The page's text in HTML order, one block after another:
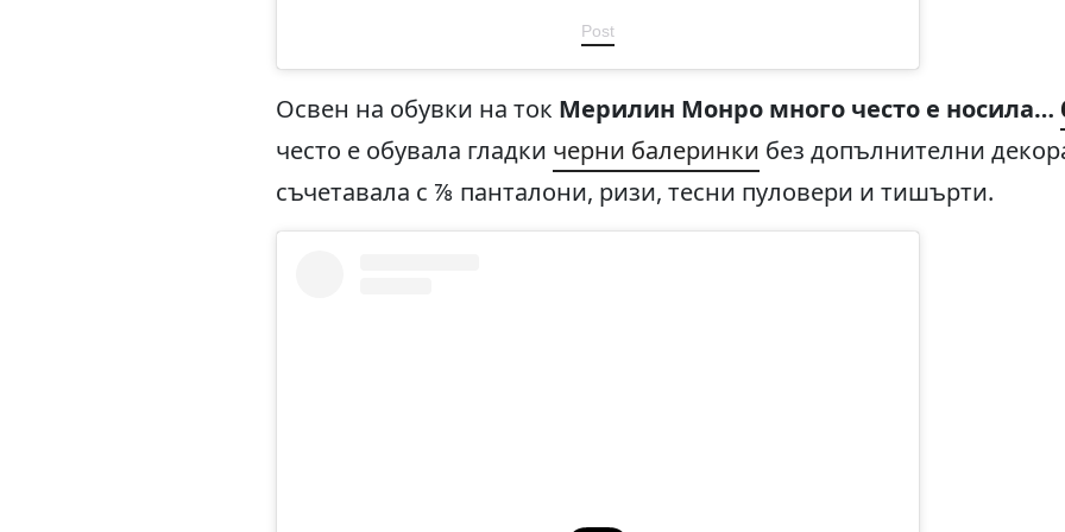
Post
Освен на обувки на ток Мерилин Монро много често е носила…
често е обувала гладки черни балеринки без допълнителни
съчетавала с ⅞ панталони, ризи, тесни пуловери и тишърти.